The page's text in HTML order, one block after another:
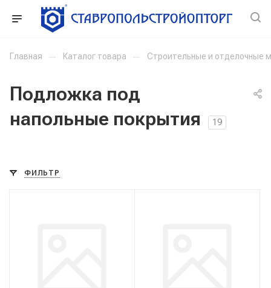
Главная — Каталог товара — Строительные и отделочные
Подложка под
напольные покрытия
19
ФИЛЬТР